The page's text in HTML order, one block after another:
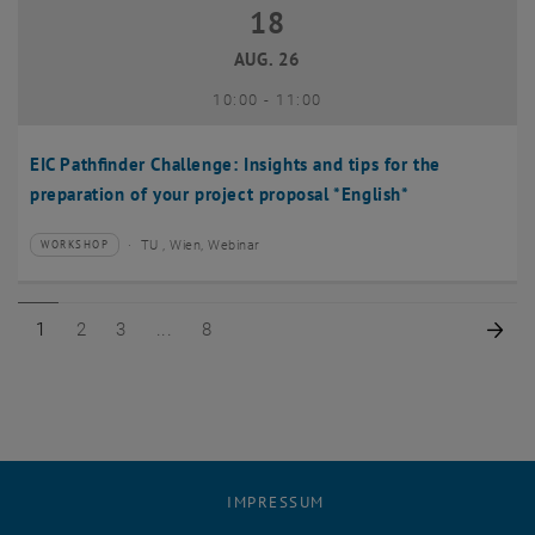
EIC Pathfinder Challenge: Insights and tips for the
preparation of your project proposal *English*
18 August 2026
18
AUG. 26
10:00- bis
11:00
Veranstaltungstyp:
WORKSHOP
Veranstaltungsort:TU , Wien, Webinar
Seite 1 von 8
1 Seite 2 von 8
2 Seite 3 von 8
3 Seite 8 von 8
8
IMPRESSUM